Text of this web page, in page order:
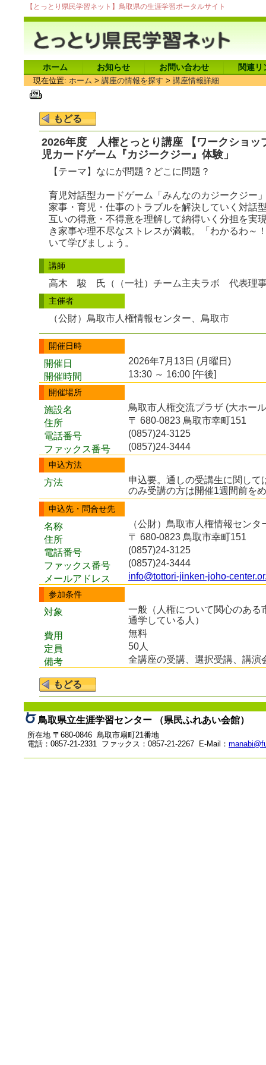
【とっとり県民学習ネット】鳥取県の生涯学習ポータルサイト
ホーム お知らせ お問い合わせ 関連リ
現在位置: ホーム > 講座の情報を探す > 講座情報詳細
2026年度 人権とっとり講座 【ワークショッ
児カードゲーム『カジークジー』体験」
【テーマ】なにが問題？どこに問題？
育児対話型カードゲーム「みんなのカジークジー
家事・育児・仕事のトラブルを解決していく対話
互いの得意・不得意を理解して納得いく分担を実
き家事や理不尽なストレスが満載。「わかるわ～
いて学びましょう。
講師
高木 駿 氏（（一社）チーム主夫ラボ 代表理
主催者
（公財）鳥取市人権情報センター、鳥取市
開催日時
開催日
2026年7月13日 (月曜日)
開催時間
13:30 ～ 16:00 [午後]
開催場所
施設名
鳥取市人権交流プラザ (大ホー
住所
〒 680-0823 鳥取市幸町151
電話番号
(0857)24-3125
ファックス番号
(0857)24-3444
申込方法
方法
申込要。通しの受講生に関し
のみ受講の方は開催1週間前を
申込先・問合せ先
名称
（公財）鳥取市人権情報センタ
住所
〒 680-0823 鳥取市幸町151
電話番号
(0857)24-3125
ファックス番号
(0857)24-3444
メールアドレス
info@tottori-jinken-joho-
参加条件
対象
一般（人権について関心のある
通学している人）
費用
無料
定員
50人
備考
全講座の受講、選択受講、講演
鳥取県立生涯学習センター （県民ふれあい会館）
所在地 〒680-0846 鳥取市扇町21番地
電話：0857-21-2331 ファックス：0857-21-2267 E-Mail：